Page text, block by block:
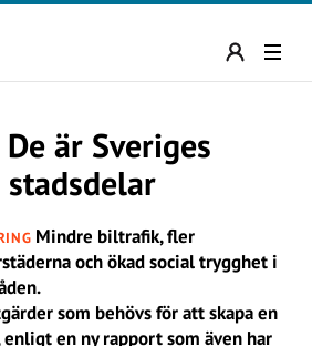
är Sveriges
Mindre biltrafik, fler
och ökad social trygghet i
som behövs för att skapa en
en ny rapport som även har